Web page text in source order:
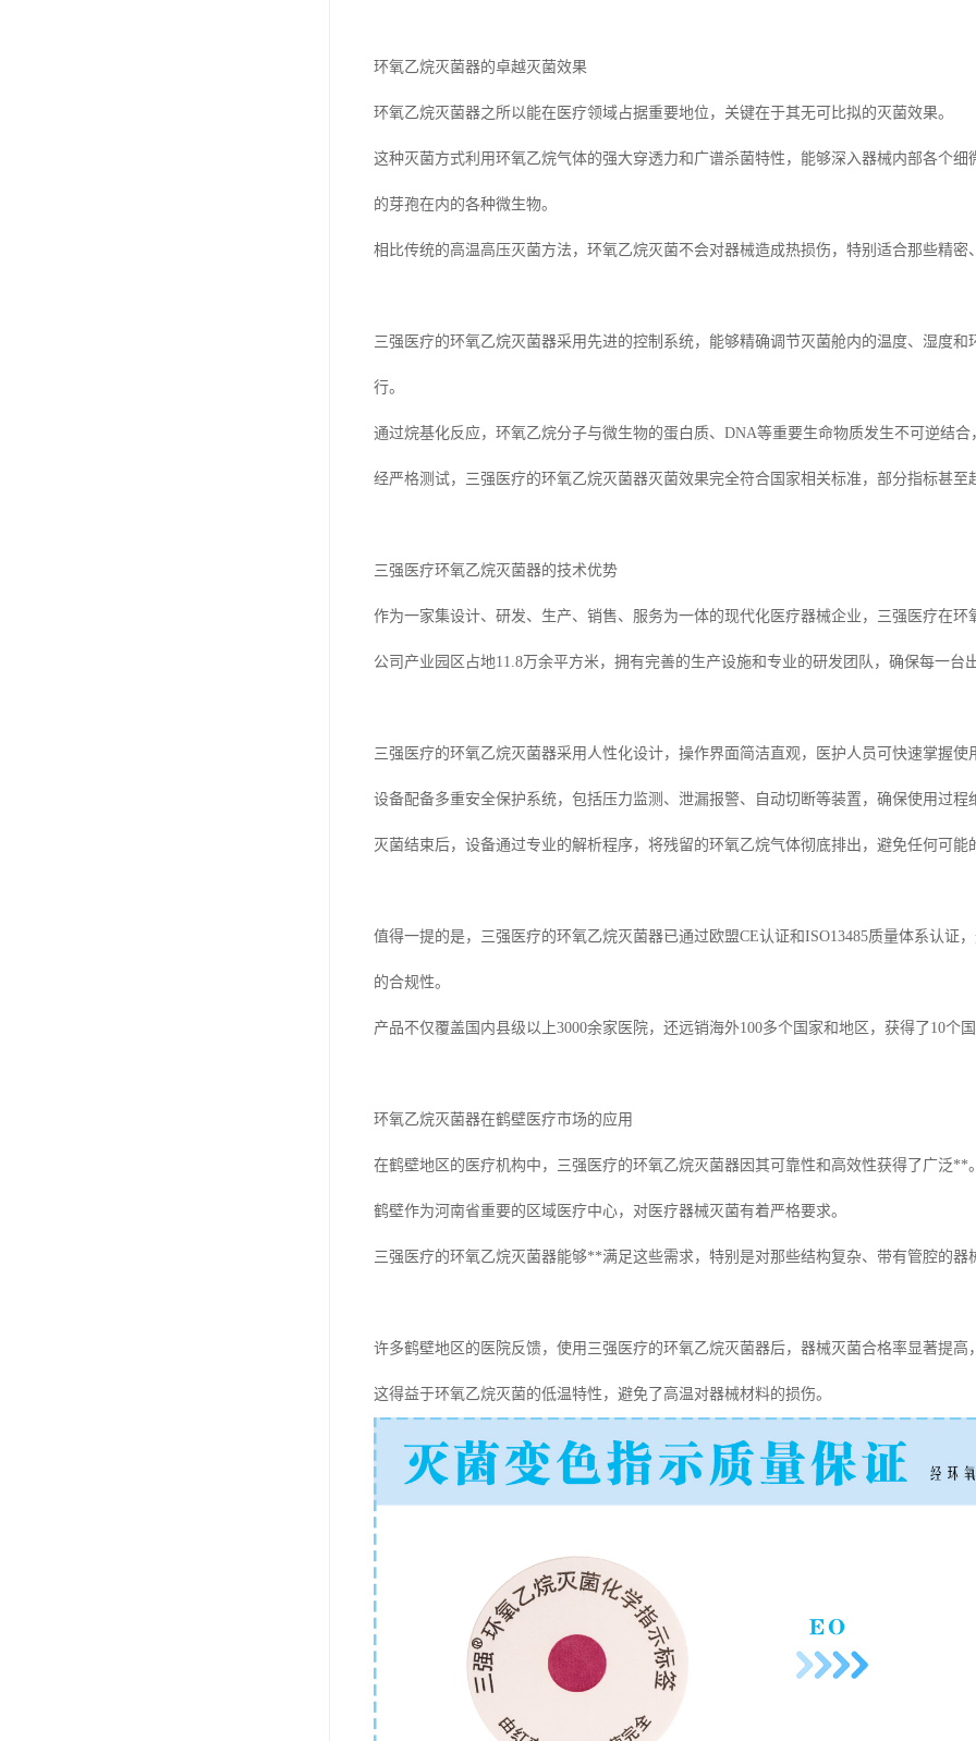
环氧乙烷灭菌器的卓越灭菌效果
环氧乙烷灭菌器之所以能在医疗领域占据重要地位，关键在于其无可比拟的灭菌效果。
这种灭菌方式利用环氧乙烷气体的强大穿透力和广谱杀菌特性，能够深入器械内部各个
的芽孢在内的各种微生物。
相比传统的高温高压灭菌方法，环氧乙烷灭菌不会对器械造成热损伤，特别适合那些精密
三强医疗的环氧乙烷灭菌器采用先进的控制系统，能够精确调节灭菌舱内的温度、湿度
行。
通过烷基化反应，环氧乙烷分子与微生物的蛋白质、DNA等重要生命物质发生不可逆结
经严格测试，三强医疗的环氧乙烷灭菌器灭菌效果完全符合国家相关标准，部分指标甚至
三强医疗环氧乙烷灭菌器的技术优势
作为一家集设计、研发、生产、销售、服务为一体的现代化医疗器械企业，三强医疗在
公司产业园区占地11.8万余平方米，拥有完善的生产设施和专业的研发团队，确保每一
三强医疗的环氧乙烷灭菌器采用人性化设计，操作界面简洁直观，医护人员可快速掌握使
设备配备多重安全保护系统，包括压力监测、泄漏报警、自动切断等装置，确保使用过程
灭菌结束后，设备通过专业的解析程序，将残留的环氧乙烷气体彻底排出，避免任何可
值得一提的是，三强医疗的环氧乙烷灭菌器已通过欧盟CE认证和ISO13485质量体系认证
的合规性。
产品不仅覆盖国内县级以上3000余家医院，还远销海外100多个国家和地区，获得了10个
环氧乙烷灭菌器在鹤壁医疗市场的应用
在鹤壁地区的医疗机构中，三强医疗的环氧乙烷灭菌器因其可靠性和高效性获得了广泛**
鹤壁作为河南省重要的区域医疗中心，对医疗器械灭菌有着严格要求。
三强医疗的环氧乙烷灭菌器能够**满足这些需求，特别是对那些结构复杂、带有管腔的
许多鹤壁地区的医院反馈，使用三强医疗的环氧乙烷灭菌器后，器械灭菌合格率显著提高
这得益于环氧乙烷灭菌的低温特性，避免了高温对器械材料的损伤。